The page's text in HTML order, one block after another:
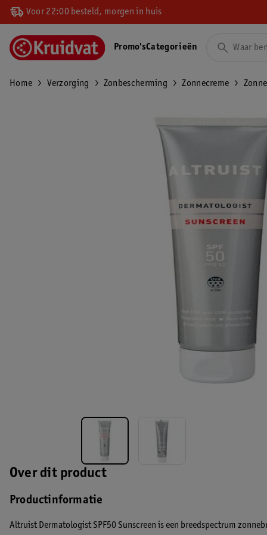
Voor 22:00 besteld, morgen in huis
Promo'sCategorieën
Home Verzorging Zonbescherming Zonnecreme
Over dit product
Productinformatie
Altruist Dermatologist SPF50 Sunscreen is een breedspectrum